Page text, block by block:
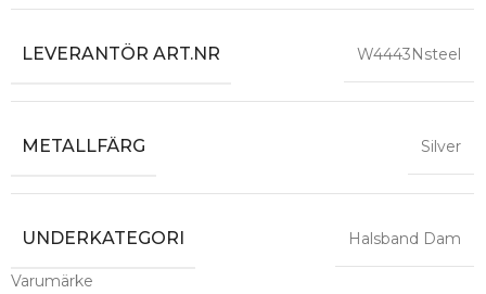
LEVERANTÖR ART.NR W4443Nsteel
METALLFÄRG Silver
UNDERKATEGORI Halsband Dam
Varumärke